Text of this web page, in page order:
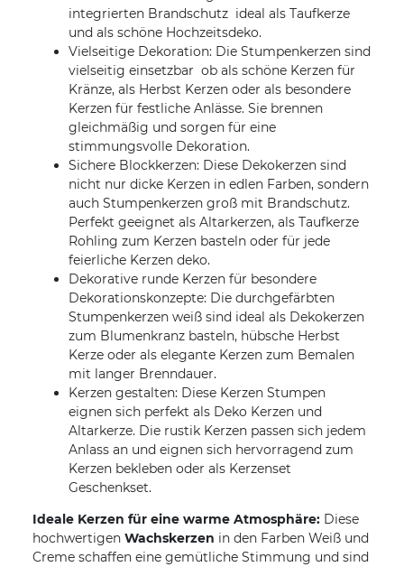
integrierten Brandschutz  ideal als Taufkerze
und als schöne Hochzeitsdeko.
Vielseitige Dekoration: Die Stumpenkerzen sind
vielseitig einsetzbar  ob als schöne Kerzen für
Kränze, als Herbst Kerzen oder als besondere
Kerzen für festliche Anlässe. Sie brennen
gleichmäßig und sorgen für eine
stimmungsvolle Dekoration.
Sichere Blockkerzen: Diese Dekokerzen sind
nicht nur dicke Kerzen in edlen Farben, sondern
auch Stumpenkerzen groß mit Brandschutz.
Perfekt geeignet als Altarkerzen, als Taufkerze
Rohling zum Kerzen basteln oder für jede
feierliche Kerzen deko.
Dekorative runde Kerzen für besondere
Dekorationskonzepte: Die durchgefärbten
Stumpenkerzen weiß sind ideal als Dekokerzen
zum Blumenkranz basteln, hübsche Herbst
Kerze oder als elegante Kerzen zum Bemalen
mit langer Brenndauer.
Kerzen gestalten: Diese Kerzen Stumpen
eignen sich perfekt als Deko Kerzen und
Altarkerze. Die rustik Kerzen passen sich jedem
Anlass an und eignen sich hervorragend zum
Kerzen bekleben oder als Kerzenset
Geschenkset.
Ideale Kerzen für eine warme Atmosphäre: Diese
hochwertigen Wachskerzen in den Farben Weiß und
Creme schaffen eine gemütliche Stimmung und sind